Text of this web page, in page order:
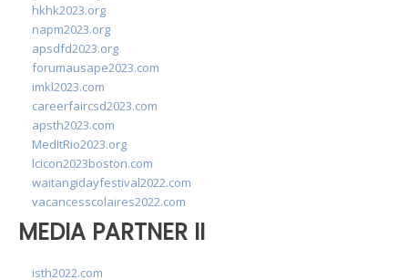
hkhk2023.org
napm2023.org
apsdfd2023.org
forumausape2023.com
imkl2023.com
careerfaircsd2023.com
apsth2023.com
MedItRio2023.org
lcicon2023boston.com
waitangidayfestival2022.com
vacancesscolaires2022.com
MEDIA PARTNER II
isth2022.com